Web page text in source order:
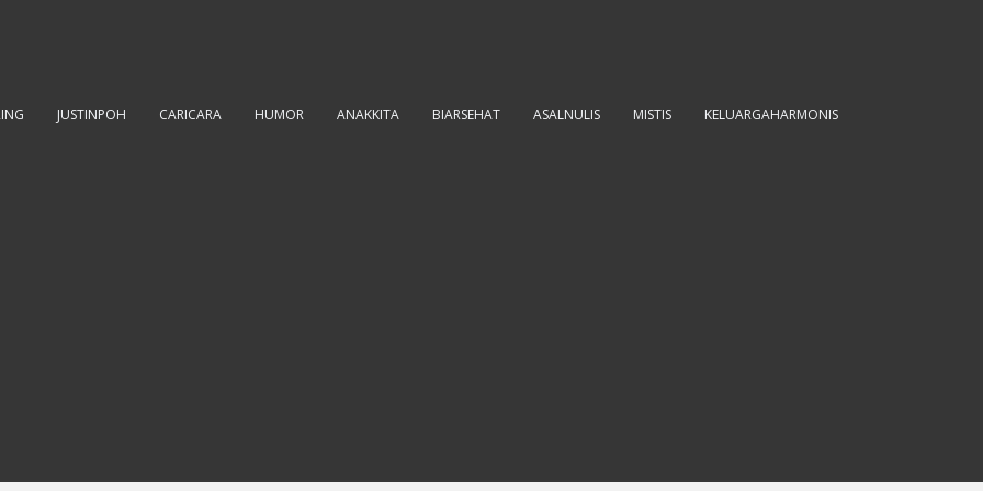
JUSTINPOH CARICARA HUMOR ANAKKITA BIARSEHAT ASALNULIS MISTIS KELUARGAHARMONIS